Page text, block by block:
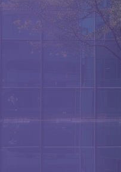
Nous
et les petites
souhaitent passer
communication
écosystème